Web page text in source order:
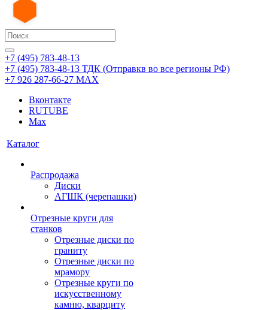
+7 (495) 783-48-13
+7 (495) 783-48-13 ТДК (Отправкв во все регионы РФ)
+7 926 287-66-27 МАХ
Вконтакте
RUTUBE
Max
Каталог
Распродажа
Диски
АГШК (черепашки)
Отрезные круги для
станков
Отрезные диски по
граниту
Отрезные диски по
мрамору
Отрезные круги по
искусственному
камню, кварциту